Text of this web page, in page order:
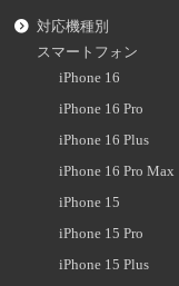
対応機種別
スマートフォン
iPhone 16
iPhone 16 Pro
iPhone 16 Plus
iPhone 16 Pro Max
iPhone 15
iPhone 15 Pro
iPhone 15 Plus